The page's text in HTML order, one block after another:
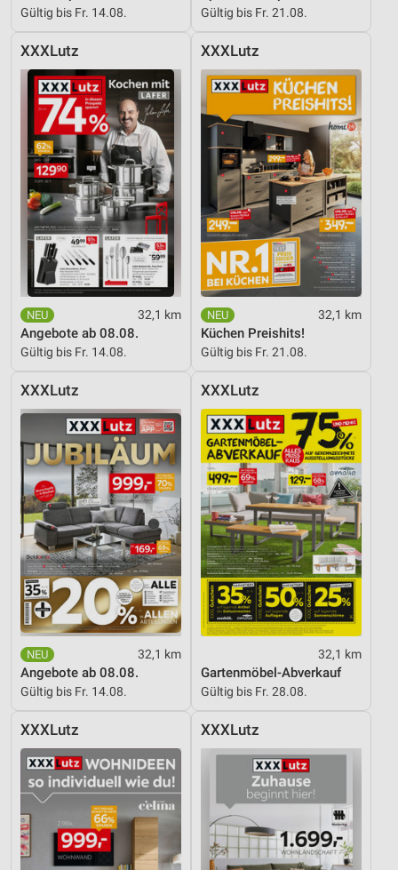
Gültig bis Fr. 14.08. Gültig bis Fr. 21.08.
XXXLutz
32,1 km
Angebote ab 08.08.
Gültig bis Fr. 14.08.
XXXLutz
32,1 km
Küchen Preishits!
Gültig bis Fr. 21.08.
XXXLutz
32,1 km
Angebote ab 08.08.
Gültig bis Fr. 14.08.
XXXLutz
32,1 km
Gartenmöbel-Abverkauf
Gültig bis Fr. 28.08.
XXXLutz XXXLutz